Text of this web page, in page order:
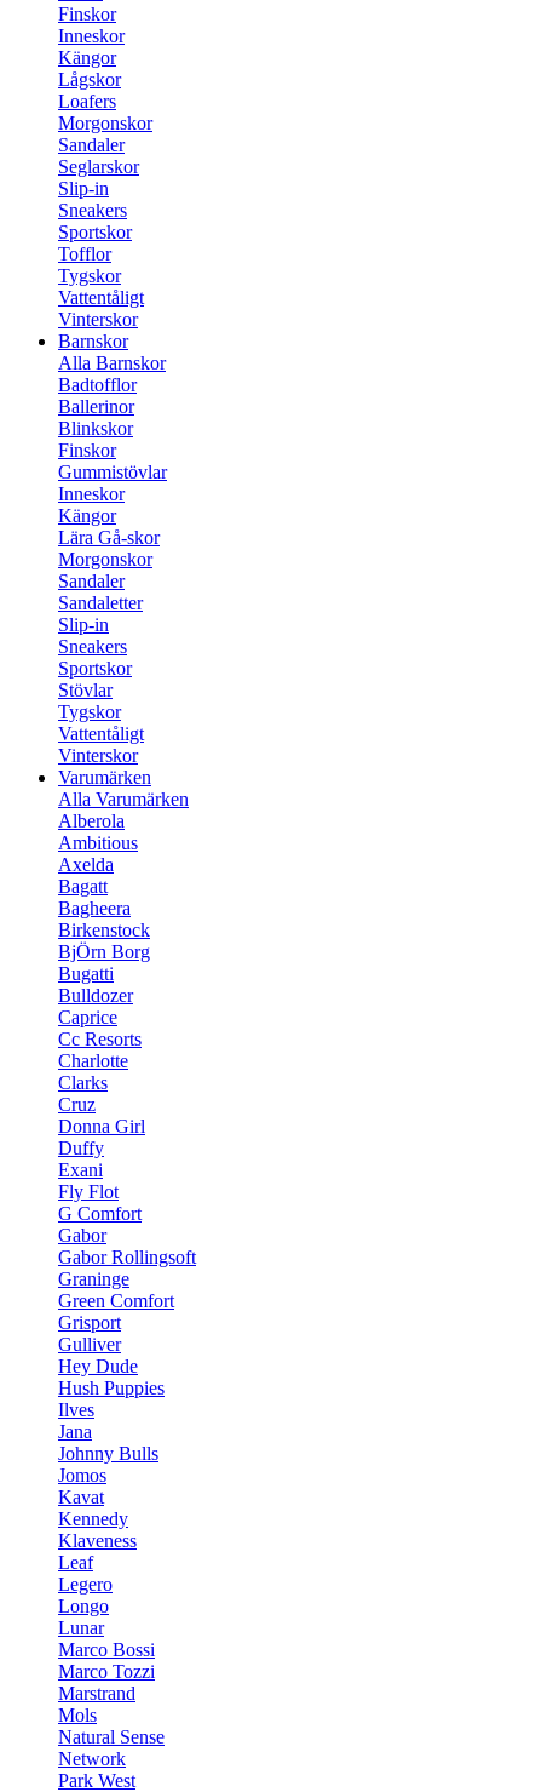
Finskor
Inneskor
Kängor
Lågskor
Loafers
Morgonskor
Sandaler
Seglarskor
Slip-in
Sneakers
Sportskor
Tofflor
Tygskor
Vattentåligt
Vinterskor
Barnskor
Alla Barnskor
Badtofflor
Ballerinor
Blinkskor
Finskor
Gummistövlar
Inneskor
Kängor
Lära Gå-skor
Morgonskor
Sandaler
Sandaletter
Slip-in
Sneakers
Sportskor
Stövlar
Tygskor
Vattentåligt
Vinterskor
Varumärken
Alla Varumärken
Alberola
Ambitious
Axelda
Bagatt
Bagheera
Birkenstock
BjÖrn Borg
Bugatti
Bulldozer
Caprice
Cc Resorts
Charlotte
Clarks
Cruz
Donna Girl
Duffy
Exani
Fly Flot
G Comfort
Gabor
Gabor Rollingsoft
Graninge
Green Comfort
Grisport
Gulliver
Hey Dude
Hush Puppies
Ilves
Jana
Johnny Bulls
Jomos
Kavat
Kennedy
Klaveness
Leaf
Legero
Longo
Lunar
Marco Bossi
Marco Tozzi
Marstrand
Mols
Natural Sense
Network
Park West